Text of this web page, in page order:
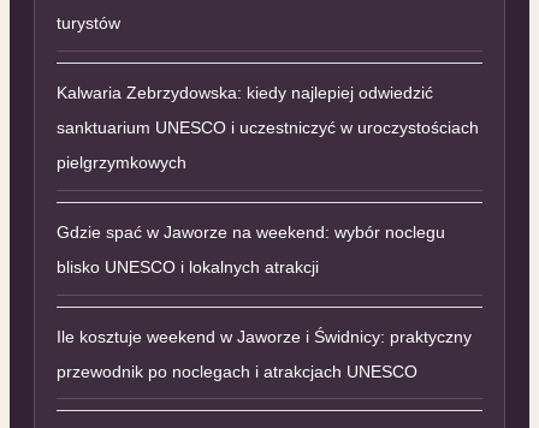
turystów
Kalwaria Zebrzydowska: kiedy najlepiej odwiedzić
sanktuarium UNESCO i uczestniczyć w uroczystościach
pielgrzymkowych
Gdzie spać w Jaworze na weekend: wybór noclegu
blisko UNESCO i lokalnych atrakcji
Ile kosztuje weekend w Jaworze i Świdnicy: praktyczny
przewodnik po noclegach i atrakcjach UNESCO